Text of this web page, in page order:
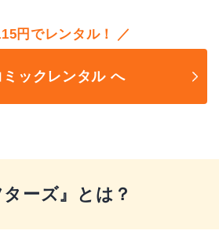
円でレンタル！
ックレンタル へ
ターズ』とは？